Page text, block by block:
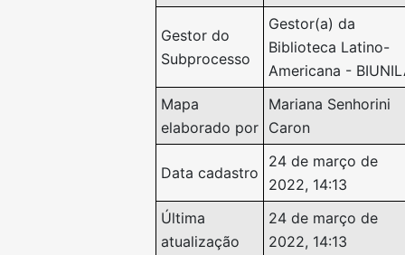
Gestor do
Subprocesso
Gestor(a) da
Biblioteca Latino-
Americana -
Mapa
elaborado por
Mariana Senhorini
Caron
Data cadastro
24 de março de
2022, 14:13
Última
atualização
24 de março de
2022, 14:13